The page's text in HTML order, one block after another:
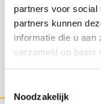
partners voor social
partners kunnen
informatie die u aan
verzameld op basis
Noodzakelijk
HuisCollectie
geelgoud met
Diamant
€1.995,00